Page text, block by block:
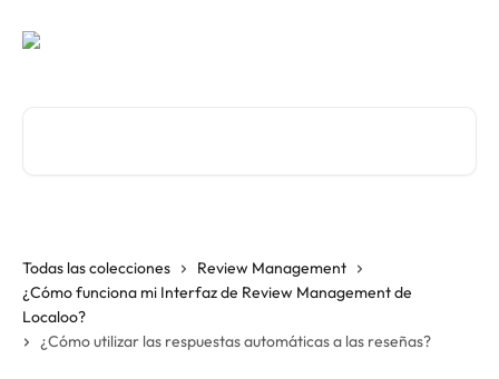
Todas las colecciones
Review Management
¿Cómo funciona mi Interfaz de Review Management de
Localoo?
¿Cómo utilizar las respuestas automáticas a las reseñas?